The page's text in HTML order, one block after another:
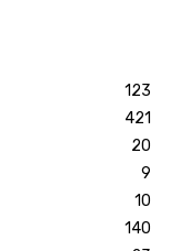
123
421
20
9
10
140